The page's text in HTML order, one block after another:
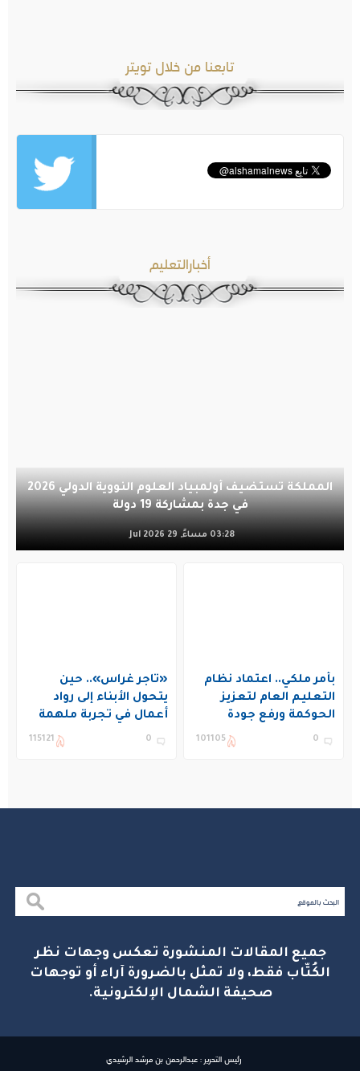
تابعنا من خلال تويتر
أخبارالتعليم
المملكة تستضيف أولمبياد العلوم النووية الدولي 2026
في جدة بمشاركة 19 دولة
03:28 مساءً, 29 Jul 2026
بأمر ملكي.. اعتماد نظام
التعليم العام لتعزيز
الحوكمة ورفع جودة
التعليم في المملكة
0
101105
«تاجر غراس».. حين
يتحول الأبناء إلى رواد
أعمال في تجربة ملهمة
بنادي غراس الصيفي
0
115121
جميع المقالات المنشورة تعكس وجهات نظر
الكُتّاب فقط، ولا تمثل بالضرورة آراء أو توجهات
صحيفة الشمال الإلكترونية.
رئيس التحرير : عبدالرحمن بن مرشد الرشيدي